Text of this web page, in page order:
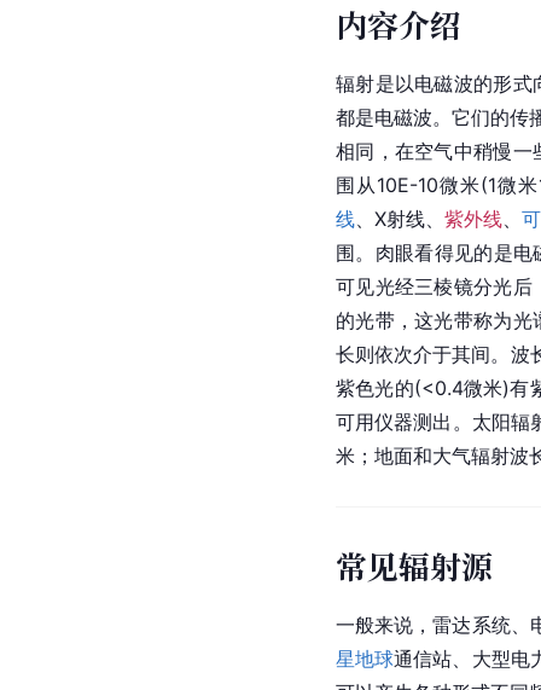
内容介绍
辐射是以电磁波的形式
都是电磁波。它们的传
相同，在空气中稍慢一
围从10E-10微米(1微
线 、X射线、 紫外线
围。肉眼看得见的是
可见光经三棱镜分光后
的光带，这光带称为
长则依次介于其间。波
紫色光的(<0.4微米)有
可用仪器测出。太阳辐
米；地面和大气辐射波
常见辐射源
一般来说，雷达系统、
星地球通信站、大型电